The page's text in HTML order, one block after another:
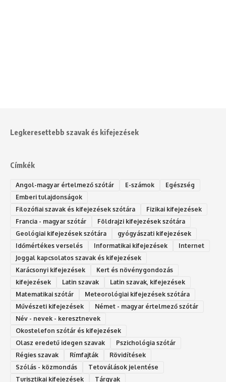
Legkeresettebb szavak és kifejezések
Címkék
Angol-magyar értelmező szótár E-számok
Egészség
Emberi tulajdonságok
Filozófiai szavak és kifejezések szótára
Fizikai kifejezések
Francia - magyar szótár
Földrajzi kifejezések szótára
Geológiai kifejezések szótára
gyógyászati kifejezések
Időmértékes verselés
Informatikai kifejezések
Internet
Joggal kapcsolatos szavak és kifejezések
Karácsonyi kifejezések
Kert és növénygondozás
kifejezések
Latin szavak
Latin szavak, kifejezések
Matematikai szótár
Meteorológiai kifejezések szótára
Művészeti kifejezések
Német - magyar értelmező szótár
Név - nevek - keresztnevek
Okostelefon szótár és kifejezések
Olasz eredetű idegen szavak
Ps‮gólohciz‬ia s‮átóz‬r
Régies szavak
Rímfajták
Rövidítések
Szólás - közmondás
Tetoválások jelentése
Turisztikai kifejezések
Tárgyak